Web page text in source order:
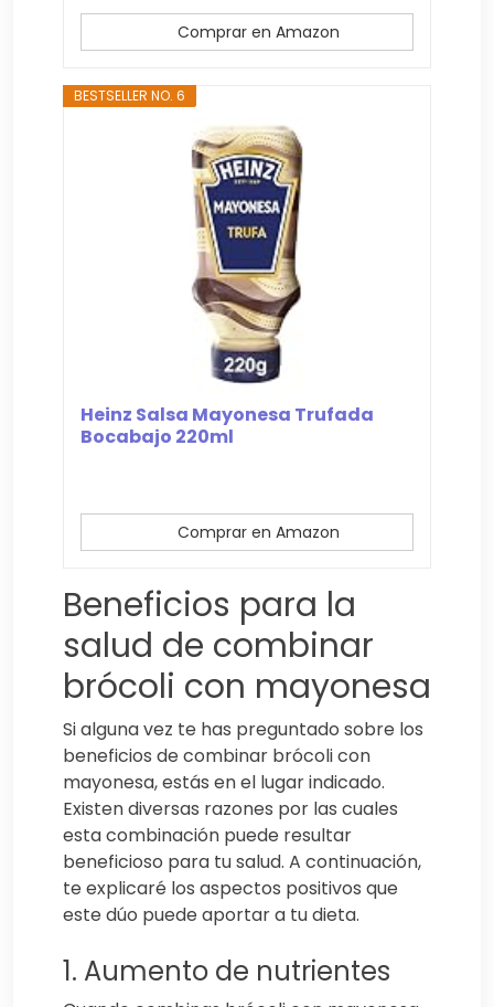
Comprar en Amazon
BESTSELLER NO. 6
Heinz Salsa Mayonesa Trufada
Bocabajo 220ml
Comprar en Amazon
Beneficios para la
salud de combinar
brócoli con mayonesa
Si alguna vez te has preguntado sobre los
beneficios de combinar brócoli con
mayonesa, estás en el lugar indicado.
Existen diversas razones por las cuales
esta combinación puede resultar
beneficioso para tu salud. A continuación,
te explicaré los aspectos positivos que
este dúo puede aportar a tu dieta.
1. Aumento de nutrientes